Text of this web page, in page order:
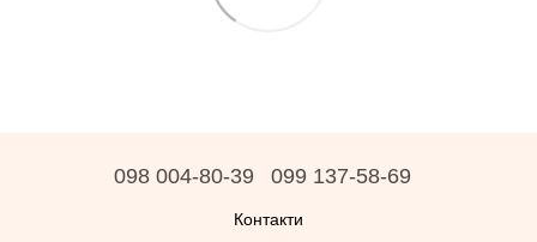
098 004-80-39 099 137-58-69
Контакти